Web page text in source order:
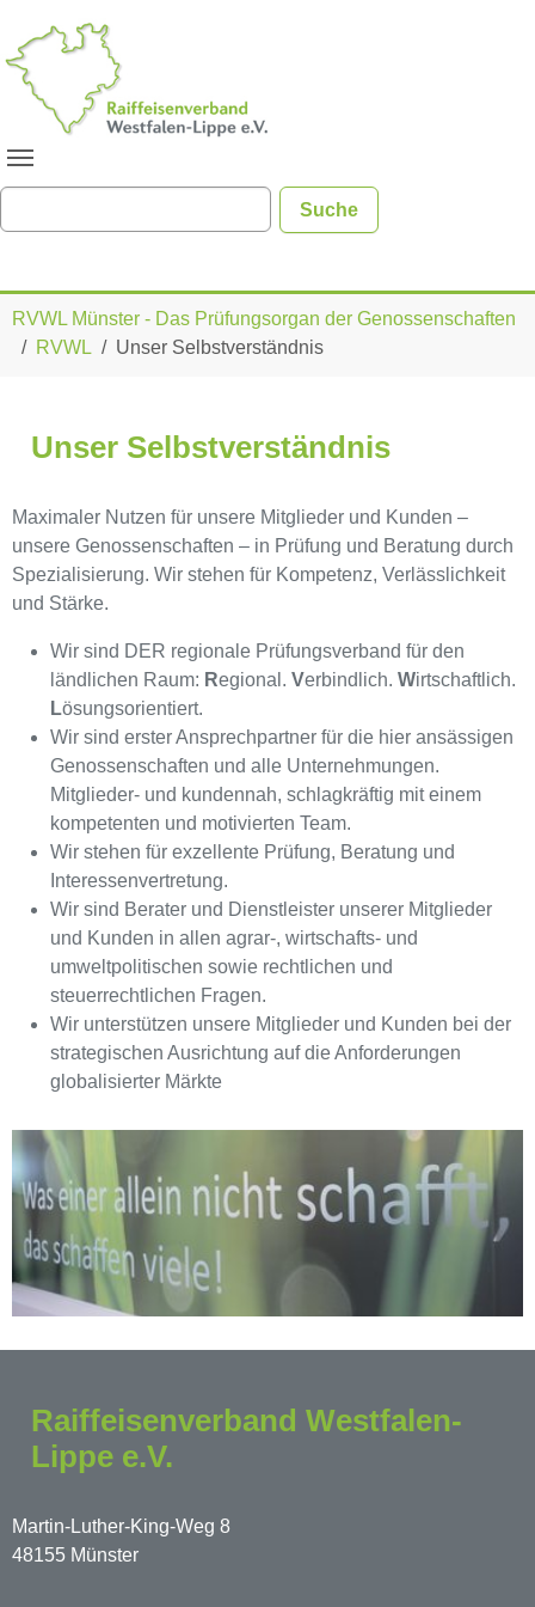
RVWL Münster - Das Prüfungsorgan der Genossenschaften
RVWL
Unser Selbstverständnis
Unser Selbstverständnis
Maximaler Nutzen für unsere Mitglieder und Kunden –
unsere Genossenschaften – in Prüfung und Beratung durch
Spezialisierung. Wir stehen für Kompetenz, Verlässlichkeit
und Stärke.
Wir sind DER regionale Prüfungsverband für den
ländlichen Raum: Regional. Verbindlich. Wirtschaftlich.
Lösungsorientiert.
Wir sind erster Ansprechpartner für die hier ansässigen
Genossenschaften und alle Unternehmungen.
Mitglieder- und kundennah, schlagkräftig mit einem
kompetenten und motivierten Team.
Wir stehen für exzellente Prüfung, Beratung und
Interessenvertretung.
Wir sind Berater und Dienstleister unserer Mitglieder
und Kunden in allen agrar-, wirtschafts- und
umweltpolitischen sowie rechtlichen und
steuerrechtlichen Fragen.
Wir unterstützen unsere Mitglieder und Kunden bei der
strategischen Ausrichtung auf die Anforderungen
globalisierter Märkte
Raiffeisenverband Westfalen-
Lippe e.V.
Martin-Luther-King-Weg 8
48155 Münster